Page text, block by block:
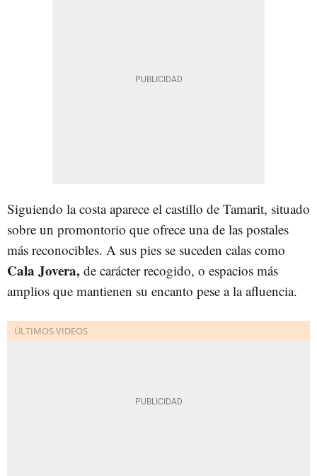
Siguiendo la costa aparece el castillo de Tamarit, situado
sobre un promontorio que ofrece una de las postales
más reconocibles. A sus pies se suceden calas como
Cala Jovera, de carácter recogido, o espacios más
amplios que mantienen su encanto pese a la afluencia.